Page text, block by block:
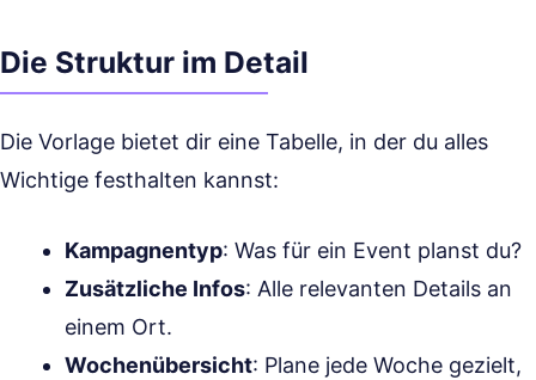
Die Struktur im Detail
Die Vorlage bietet dir eine Tabelle, in der du alles
Wichtige festhalten kannst:
Kampagnentyp: Was für ein Event planst du?
Zusätzliche Infos: Alle relevanten Details an
einem Ort.
Wochenübersicht: Plane jede Woche gezielt,